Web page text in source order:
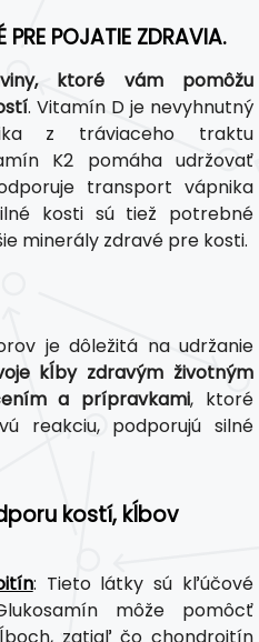
PRE POJATIE ZDRAVIA.
ktoré vám pomôžu
. Vitamín D je nevyhnutný
z tráviaceho traktu
K2 pomáha udržovať
transport vápnika
kosti sú tiež potrebné
minerály zdravé pre kosti.
je dôležitá na udržanie
kĺby zdravým životným
a prípravkami, ktoré
reakciu, podporujú silné
kostí, kĺbov
: Tieto látky sú kľúčové
môže pomôcť
zatiaľ čo chondroitín